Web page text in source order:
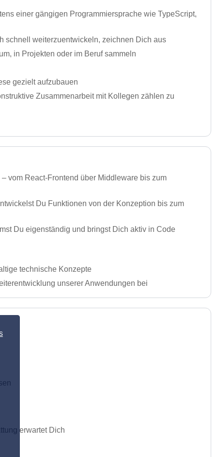
einer gängigen Programmiersprache wie TypeScript,
schnell weiterzuentwickeln, zeichnen Dich aus
in Projekten oder im Beruf sammeln
gezielt aufzubauen
Zusammenarbeit mit Kollegen zählen zu
vom React-Frontend über Middleware bis zum
Du Funktionen von der Konzeption bis zum
Du eigenständig und bringst Dich aktiv in Code
technische Konzepte
unserer Anwendungen bei
erwartet Dich